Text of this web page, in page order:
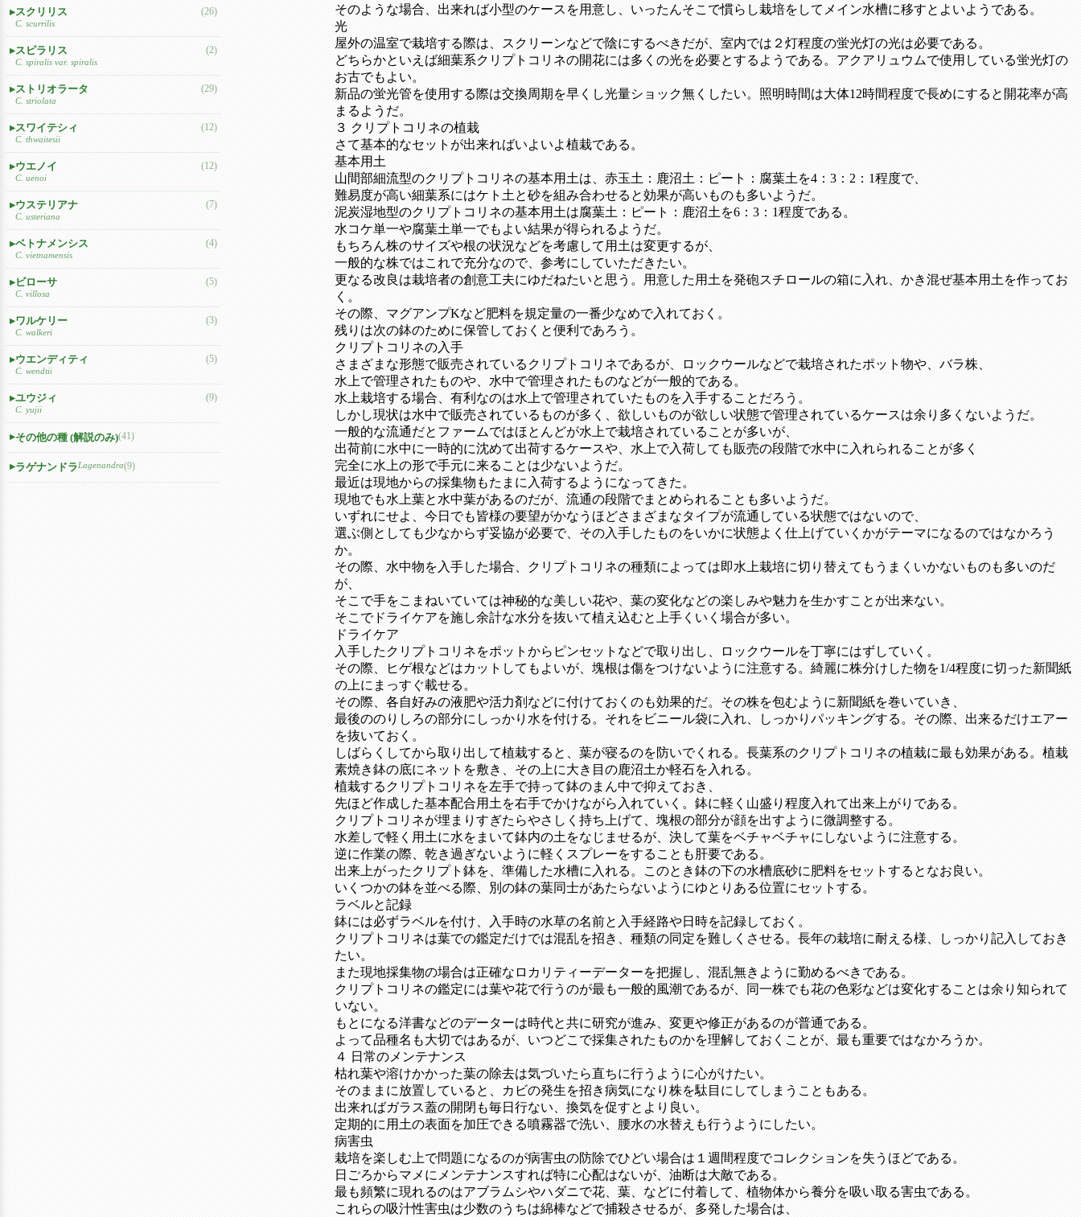
そのような場合、出来れば小型のケースを用意し、いったんそこで慣らし栽培をしてメイン水槽に移すとよいようである。
光
屋外の温室で栽培する際は、スクリーンなどで陰にするべきだが、室内では２灯程度の蛍光灯の光は必要である。
どちらかといえば細葉系クリプトコリネの開花には多くの光を必要とするようである。アクアリュウムで使用している蛍光灯の
お古でもよい。
新品の蛍光管を使用する際は交換周期を早くし光量ショック無くしたい。照明時間は大体12時間程度で長めにすると開花率が高
まるようだ。
３ クリプトコリネの植栽
さて基本的なセットが出来ればいよいよ植栽である。
基本用土
山間部細流型のクリプトコリネの基本用土は、赤玉土：鹿沼土：ピート：腐葉土を4：3：2：1程度で、
難易度が高い細葉系にはケト土と砂を組み合わせると効果が高いものも多いようだ。
泥炭湿地型のクリプトコリネの基本用土は腐葉土：ピート：鹿沼土を6：3：1程度である。
水コケ単一や腐葉土単一でもよい結果が得られるようだ。
もちろん株のサイズや根の状況などを考慮して用土は変更するが、
一般的な株ではこれで充分なので、参考にしていただきたい。
更なる改良は栽培者の創意工夫にゆだねたいと思う。用意した用土を発砲スチロールの箱に入れ、かき混ぜ基本用土を作ってお
く。
その際、マグアンプKなど肥料を規定量の一番少なめで入れておく。
残りは次の鉢のために保管しておくと便利であろう。
クリプトコリネの入手
さまざまな形態で販売されているクリプトコリネであるが、ロックウールなどで栽培されたポット物や、バラ株、
水上で管理されたものや、水中で管理されたものなどが一般的である。
水上栽培する場合、有利なのは水上で管理されていたものを入手することだろう。
しかし現状は水中で販売されているものが多く、欲しいものが欲しい状態で管理されているケースは余り多くないようだ。
一般的な流通だとファームではほとんどが水上で栽培されていることが多いが、
出荷前に水中に一時的に沈めて出荷するケースや、水上で入荷しても販売の段階で水中に入れられることが多く
完全に水上の形で手元に来ることは少ないようだ。
最近は現地からの採集物もたまに入荷するようになってきた。
現地でも水上葉と水中葉があるのだが、流通の段階でまとめられることも多いようだ。
いずれにせよ、今日でも皆様の要望がかなうほどさまざまなタイプが流通している状態ではないので、
選ぶ側としても少なからず妥協が必要で、その入手したものをいかに状態よく仕上げていくかがテーマになるのではなかろう
か。
その際、水中物を入手した場合、クリプトコリネの種類によっては即水上栽培に切り替えてもうまくいかないものも多いのだ
が、
そこで手をこまねいていては神秘的な美しい花や、葉の変化などの楽しみや魅力を生かすことが出来ない。
そこでドライケアを施し余計な水分を抜いて植え込むと上手くいく場合が多い。
ドライケア
入手したクリプトコリネをポットからピンセットなどで取り出し、ロックウールを丁寧にはずしていく。
その際、ヒゲ根などはカットしてもよいが、塊根は傷をつけないように注意する。綺麗に株分けした物を1/4程度に切った新聞紙
の上にまっすぐ載せる。
その際、各自好みの液肥や活力剤などに付けておくのも効果的だ。その株を包むように新聞紙を巻いていき、
最後ののりしろの部分にしっかり水を付ける。それをビニール袋に入れ、しっかりパッキングする。その際、出来るだけエアー
を抜いておく。
しばらくしてから取り出して植栽すると、葉が寝るのを防いでくれる。長葉系のクリプトコリネの植栽に最も効果がある。植栽
素焼き鉢の底にネットを敷き、その上に大き目の鹿沼土か軽石を入れる。
植栽するクリプトコリネを左手で持って鉢のまん中で抑えておき、
先ほど作成した基本配合用土を右手でかけながら入れていく。鉢に軽く山盛り程度入れて出来上がりである。
クリプトコリネが埋まりすぎたらやさしく持ち上げて、塊根の部分が顔を出すように微調整する。
水差しで軽く用土に水をまいて鉢内の土をなじませるが、決して葉をベチャベチャにしないように注意する。
逆に作業の際、乾き過ぎないように軽くスプレーをすることも肝要である。
出来上がったクリプト鉢を、準備した水槽に入れる。このとき鉢の下の水槽底砂に肥料をセットするとなお良い。
いくつかの鉢を並べる際、別の鉢の葉同士があたらないようにゆとりある位置にセットする。
ラベルと記録
鉢には必ずラベルを付け、入手時の水草の名前と入手経路や日時を記録しておく。
クリプトコリネは葉での鑑定だけでは混乱を招き、種類の同定を難しくさせる。長年の栽培に耐える様、しっかり記入しておき
たい。
また現地採集物の場合は正確なロカリティーデーターを把握し、混乱無きように勤めるべきである。
クリプトコリネの鑑定には葉や花で行うのが最も一般的風潮であるが、同一株でも花の色彩などは変化することは余り知られて
いない。
もとになる洋書などのデーターは時代と共に研究が進み、変更や修正があるのが普通である。
よって品種名も大切ではあるが、いつどこで採集されたものかを理解しておくことが、最も重要ではなかろうか。
４ 日常のメンテナンス
枯れ葉や溶けかかった葉の除去は気づいたら直ちに行うように心がけたい。
そのままに放置していると、カビの発生を招き病気になり株を駄目にしてしまうこともある。
出来ればガラス蓋の開閉も毎日行ない、換気を促すとより良い。
定期的に用土の表面を加圧できる噴霧器で洗い、腰水の水替えも行うようにしたい。
病害虫
栽培を楽しむ上で問題になるのが病害虫の防除でひどい場合は１週間程度でコレクションを失うほどである。
日ごろからマメにメンテナンスすれば特に心配はないが、油断は大敵である。
最も頻繁に現れるのはアブラムシやハダニで花、葉、などに付着して、植物体から養分を吸い取る害虫である。
これらの吸汁性害虫は少数のうちは綿棒などで捕殺させるが、多発した場合は、
スクリリス
C. scurrilis
(26)
スピラリス
C. spiralis var. spiralis
(2)
ストリオラータ
C. striolata
(29)
スワイテシィ
C. thwaitesii
(12)
ウエノイ
C. uenoi
(12)
ウステリアナ
C. usteriana
(7)
ベトナメンシス
C. vietnamensis
(4)
ビローサ
C. villosa
(5)
ワルケリー
C. walkeri
(3)
ウエンディティ
C. wendtii
(5)
ユウジィ
C. yujii
(9)
その他の種 (解説のみ)(41)
ラゲナンドラLagenandra(9)